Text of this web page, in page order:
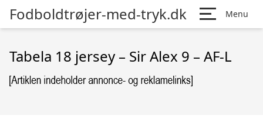
Fodboldtrøjer-med-tryk.dk Menu
Tabela 18 jersey – Sir Alex 9 – AF-L